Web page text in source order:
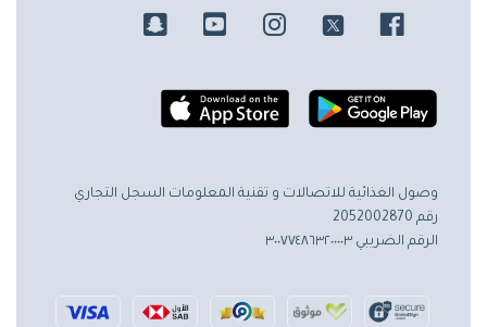
وصول الغذائية للاتصالات و تقنية المعلومات السجل التجاري
رقم 2052002870
الرقم الضريبي ٣٠٠٧٧٤٨٦٣٢٠٠٠٠٣